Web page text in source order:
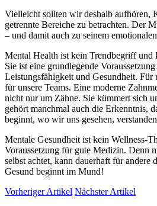
Vielleicht sollten wir deshalb aufhören,
getrennte Bereiche zu betrachten. Der
– und damit auch zu seinem
Mental Health ist kein Trendbegriff und
Sie ist eine grundlegende
Leistungsfähigkeit und Gesundheit. Für
für unsere Teams. Eine moderne
nicht nur um Zähne. Sie kümmert sich
gehört manchmal auch die Erkenntnis,
beginnt, wo wir uns gesehen,
Mentale Gesundheit ist kein Wellness-
Voraussetzung für gute Medizin. Denn
selbst achtet, kann dauerhaft für andere
Gesund beginnt im Mund!
Vorheriger Artikel Nächster Artikel